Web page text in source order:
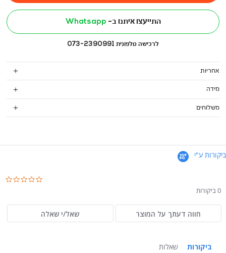
התייעצו איתנו ב- Whatsapp
לרכישה טלפונית 073-2390991
אחריות
מידה
משלוחים
ביקורות ע"י
0 ביקורות
חווה דעתך על המוצר שאל/י שאלה
ביקורות שאלות